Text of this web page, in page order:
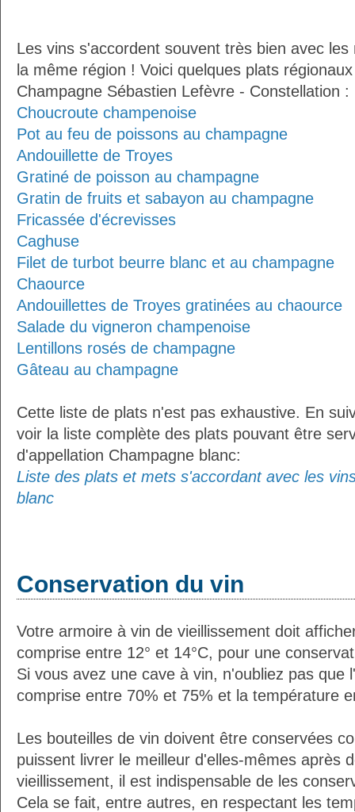
Les vins s'accordent souvent très bien avec
la même région ! Voici quelques plats
Champagne Sébastien Lefèvre - Constellation :
Choucroute champenoise
Pot au feu de poissons au champagne
Andouillette de Troyes
Gratiné de poisson au champagne
Gratin de fruits et sabayon au champagne
Fricassée d'écrevisses
Caghuse
Filet de turbot beurre blanc et au champagne
Chaource
Andouillettes de Troyes gratinées au chaource
Salade du vigneron champenoise
Lentillons rosés de champagne
Gâteau au champagne
Cette liste de plats n'est pas exhaustive. En
voir la liste complète des plats pouvant être
d'appellation Champagne blanc:
Liste des plats et mets s'accordant avec les
blanc
Conservation du vin
Votre armoire à vin de vieillissement doit
comprise entre 12° et 14°C, pour une
Si vous avez une cave à vin, n'oubliez pas que
comprise entre 70% et 75% et la température
Les bouteilles de vin doivent être conservées
puissent livrer le meilleur d'elles-mêmes après
vieillissement, il est indispensable de les
Cela se fait, entre autres, en respectant les